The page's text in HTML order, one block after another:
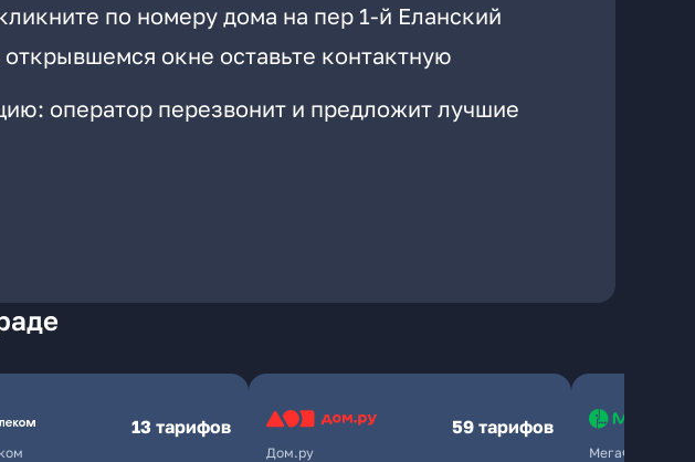
по номеру дома на пер 1-й Еланский
окне оставьте контактную
оператор перезвонит и предложит лучшие
13 тарифов
Дом.ру
59 тарифов
МегаФон